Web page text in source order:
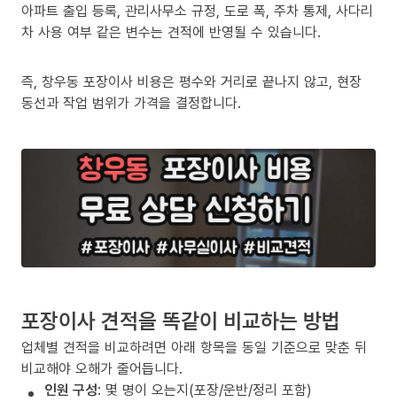
아파트 출입 등록, 관리사무소 규정, 도로 폭, 주차 통제, 사다리
차 사용 여부 같은 변수는 견적에 반영될 수 있습니다.
즉, 창우동 포장이사 비용은 평수와 거리로 끝나지 않고, 현장
동선과 작업 범위가 가격을 결정합니다.
포장이사 견적을 똑같이 비교하는 방법
업체별 견적을 비교하려면 아래 항목을 동일 기준으로 맞춘 뒤
비교해야 오해가 줄어듭니다.
인원 구성: 몇 명이 오는지(포장/운반/정리 포함)